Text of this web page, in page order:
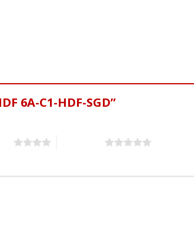
6A-C1-HDF-SGD”